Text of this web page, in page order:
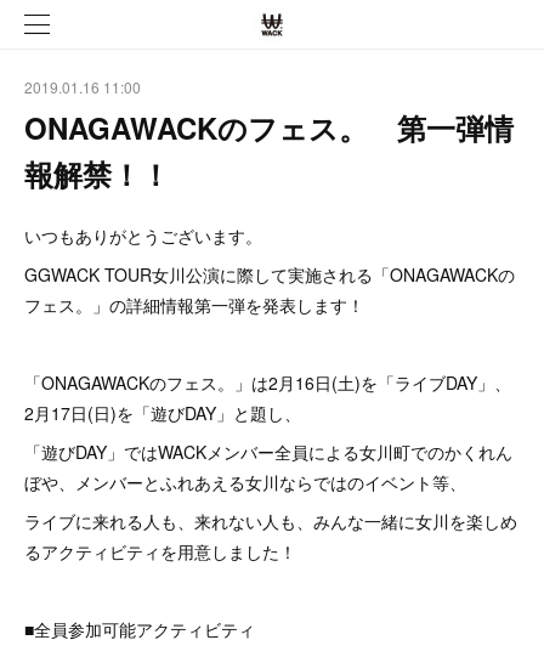
2019.01.16 11:00
ONAGAWACKのフェス。 第一弾情
報解禁！！
いつもありがとうございます。
GGWACK TOUR女川公演に際して実施される「ONAGAWACKの
フェス。」の詳細情報第一弾を発表します！
「ONAGAWACKのフェス。」は2月16日(土)を「ライブDAY」、
2月17日(日)を「遊びDAY」と題し、
「遊びDAY」ではWACKメンバー全員による女川町でのかくれん
ぼや、メンバーとふれあえる女川ならではのイベント等、
ライブに来れる人も、来れない人も、みんな一緒に女川を楽しめ
るアクティビティを用意しました！
■全員参加可能アクティビティ